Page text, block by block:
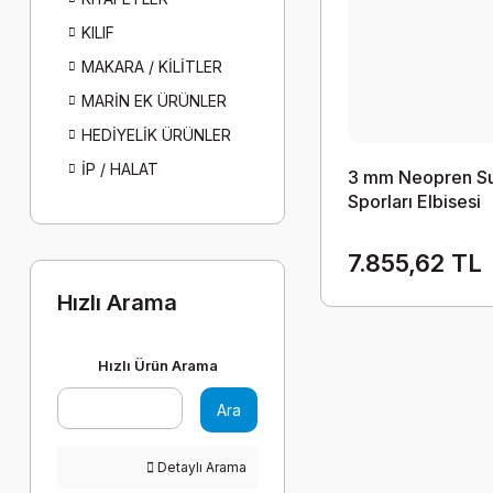
KILIF
MAKARA / KİLİTLER
MARİN EK ÜRÜNLER
HEDİYELİK ÜRÜNLER
İP / HALAT
Hızlı Arama
Hızlı Ürün Arama
Ara
Detaylı Arama
3 mm Neopren
Sporları Elbisesi
7.855,62 TL